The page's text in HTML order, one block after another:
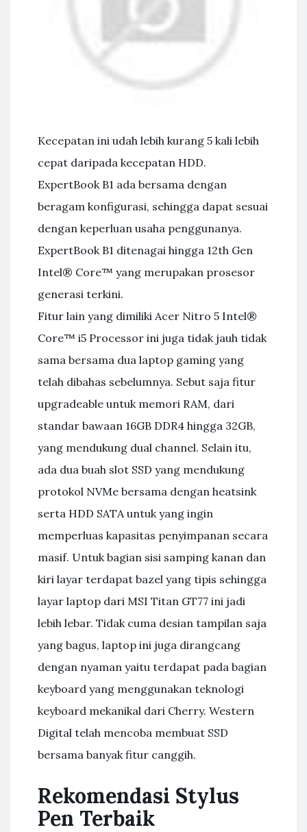
Kecepatan ini udah lebih kurang 5 kali lebih
cepat daripada kecepatan HDD.
ExpertBook B1 ada bersama dengan
beragam konfigurasi, sehingga dapat sesuai
dengan keperluan usaha penggunanya.
ExpertBook B1 ditenagai hingga 12th Gen
Intel® Core™ yang merupakan prosesor
generasi terkini.
Fitur lain yang dimiliki Acer Nitro 5 Intel®
Core™ i5 Processor ini juga tidak jauh tidak
sama bersama dua laptop gaming yang
telah dibahas sebelumnya. Sebut saja fitur
upgradeable untuk memori RAM, dari
standar bawaan 16GB DDR4 hingga 32GB,
yang mendukung dual channel. Selain itu,
ada dua buah slot SSD yang mendukung
protokol NVMe bersama dengan heatsink
serta HDD SATA untuk yang ingin
memperluas kapasitas penyimpanan secara
masif. Untuk bagian sisi samping kanan dan
kiri layar terdapat bazel yang tipis sehingga
layar laptop dari MSI Titan GT77 ini jadi
lebih lebar. Tidak cuma desian tampilan saja
yang bagus, laptop ini juga dirangcang
dengan nyaman yaitu terdapat pada bagian
keyboard yang menggunakan teknologi
keyboard mekanikal dari Cherry. Western
Digital telah mencoba membuat SSD
bersama banyak fitur canggih.
Rekomendasi Stylus
Pen Terbaik